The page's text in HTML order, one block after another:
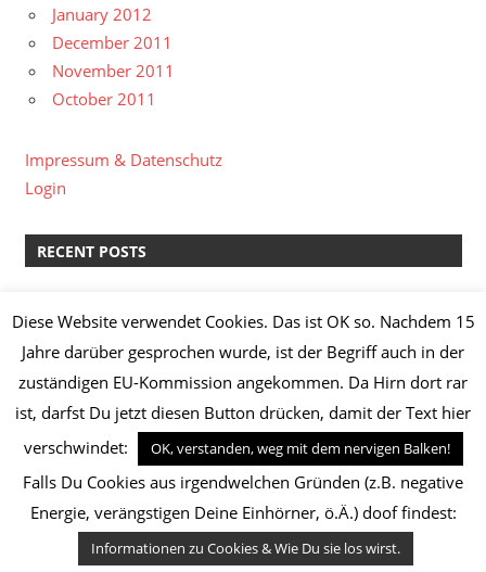
January 2012
December 2011
November 2011
October 2011
Impressum & Datenschutz
Login
RECENT POSTS
Lachs-Spinat-Lasagne & Manz Weißburgunder “Löss”
2014
Knoblauch-Hähnchenbrust mit Broccoli,
Champignons, Frühkartoffeln und Kräuterquark
Safranhähnchen mit Basmatireis
Maronen-Papaya-Suppe mit Zitronengambas
WordPress Theme: zeeDynamic by ThemeZee.
Diese Website verwendet Cookies. Das ist OK so. Nachdem 15
Jahre darüber gesprochen wurde, ist der Begriff auch in der
zuständigen EU-Kommission angekommen. Da Hirn dort rar
ist, darfst Du jetzt diesen Button drücken, damit der Text hier
verschwindet:
OK, verstanden, weg mit dem nervigen Balken!
Falls Du Cookies aus irgendwelchen Gründen (z.B. negative
Energie, verängstigen Deine Einhörner, ö.Ä.) doof findest:
Informationen zu Cookies & Wie Du sie los wirst.